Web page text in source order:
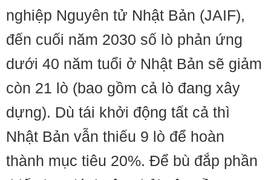
nghiệp Nguyên tử Nhật Bản (JAIF),
đến cuối năm 2030 số lò phản ứng
dưới 40 năm tuổi ở Nhật Bản sẽ giảm
còn 21 lò (bao gồm cả lò đang xây
dựng). Dù tái khởi động tất cả thì
Nhật Bản vẫn thiếu 9 lò để hoàn
thành mục tiêu 20%. Để bù đắp phần